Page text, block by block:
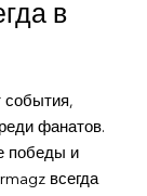
в
события,
фанатов.
победы и
всегда